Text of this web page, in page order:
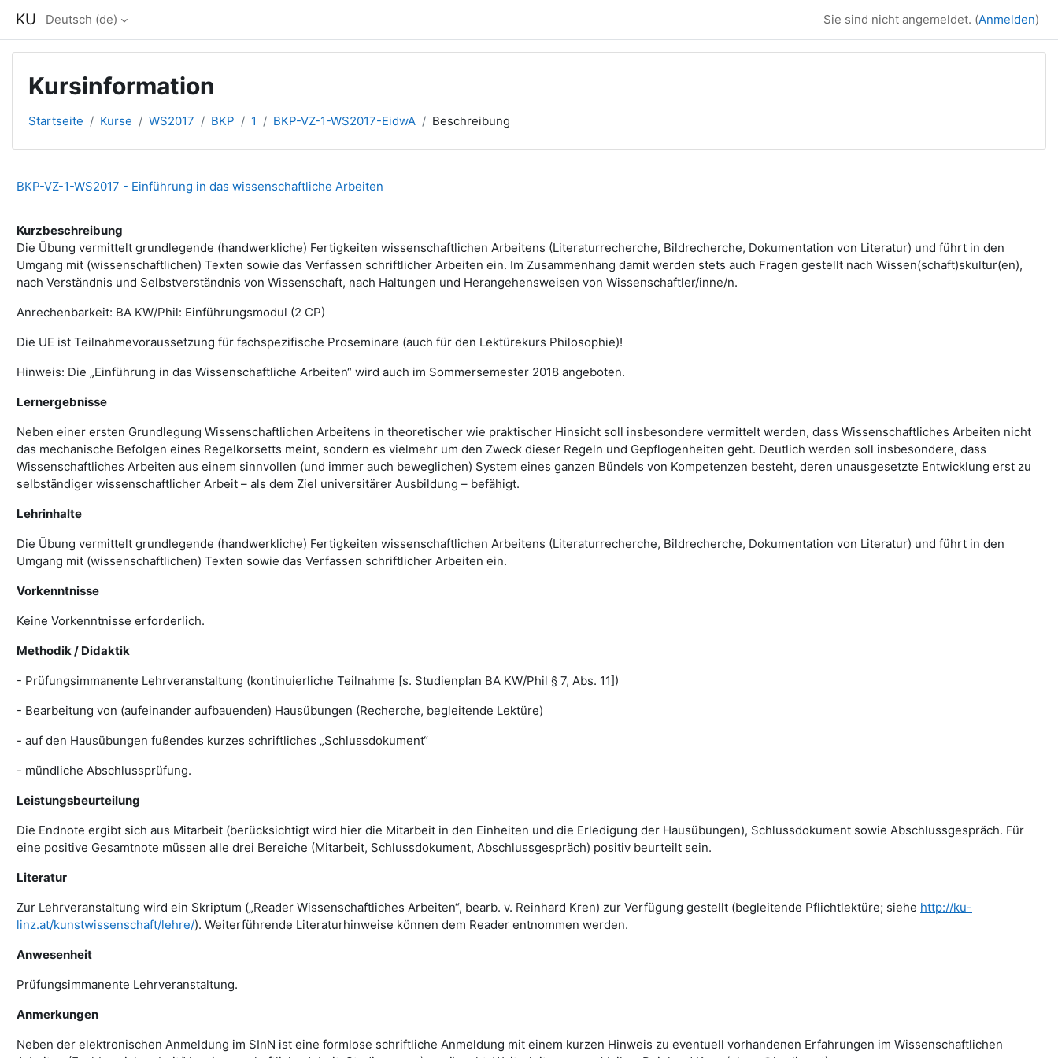
KU Deutsch ‎(de)‎ Sie sind nicht angemeldet. (Anmelden)
Kursinformation
Startseite Kurse WS2017 BKP 1 BKP-VZ-1-WS2017-EidwA Beschreibung
BKP-VZ-1-WS2017 - Einführung in das wissenschaftliche Arbeiten
Kurzbeschreibung
Die Übung vermittelt grundlegende (handwerkliche) Fertigkeiten wissenschaftlichen Arbeitens (Literaturrecherche, Bildrecherche, Dokumentation von Literatur) und führt in den
Umgang mit (wissenschaftlichen) Texten sowie das Verfassen schriftlicher Arbeiten ein. Im Zusammenhang damit werden stets auch Fragen gestellt nach Wissen(schaft)skultur(en),
nach Verständnis und Selbstverständnis von Wissenschaft, nach Haltungen und Herangehensweisen von Wissenschaftler/inne/n.
Anrechenbarkeit: BA KW/Phil: Einführungsmodul (2 CP)
Die UE ist Teilnahmevoraussetzung für fachspezifische Proseminare (auch für den Lektürekurs Philosophie)!
Hinweis: Die „Einführung in das Wissenschaftliche Arbeiten“ wird auch im Sommersemester 2018 angeboten.
Lernergebnisse
Neben einer ersten Grundlegung Wissenschaftlichen Arbeitens in theoretischer wie praktischer Hinsicht soll insbesondere vermittelt werden, dass Wissenschaftliches Arbeiten nicht
das mechanische Befolgen eines Regelkorsetts meint, sondern es vielmehr um den Zweck dieser Regeln und Gepflogenheiten geht. Deutlich werden soll insbesondere, dass
Wissenschaftliches Arbeiten aus einem sinnvollen (und immer auch beweglichen) System eines ganzen Bündels von Kompetenzen besteht, deren unausgesetzte Entwicklung erst zu
selbständiger wissenschaftlicher Arbeit – als dem Ziel universitärer Ausbildung – befähigt.
Lehrinhalte
Die Übung vermittelt grundlegende (handwerkliche) Fertigkeiten wissenschaftlichen Arbeitens (Literaturrecherche, Bildrecherche, Dokumentation von Literatur) und führt in den
Umgang mit (wissenschaftlichen) Texten sowie das Verfassen schriftlicher Arbeiten ein.
Vorkenntnisse
Keine Vorkenntnisse erforderlich.
Methodik / Didaktik
- Prüfungsimmanente Lehrveranstaltung (kontinuierliche Teilnahme [s. Studienplan BA KW/Phil § 7, Abs. 11])
- Bearbeitung von (aufeinander aufbauenden) Hausübungen (Recherche, begleitende Lektüre)
- auf den Hausübungen fußendes kurzes schriftliches „Schlussdokument“
- mündliche Abschlussprüfung.
Leistungsbeurteilung
Die Endnote ergibt sich aus Mitarbeit (berücksichtigt wird hier die Mitarbeit in den Einheiten und die Erledigung der Hausübungen), Schlussdokument sowie Abschlussgespräch. Für
eine positive Gesamtnote müssen alle drei Bereiche (Mitarbeit, Schlussdokument, Abschlussgespräch) positiv beurteilt sein.
Literatur
Zur Lehrveranstaltung wird ein Skriptum („Reader Wissenschaftliches Arbeiten“, bearb. v. Reinhard Kren) zur Verfügung gestellt (begleitende Pflichtlektüre; siehe http://ku-
linz.at/kunstwissenschaft/lehre/). Weiterführende Literaturhinweise können dem Reader entnommen werden.
Anwesenheit
Prüfungsimmanente Lehrveranstaltung.
Anmerkungen
Neben der elektronischen Anmeldung im SInN ist eine formlose schriftliche Anmeldung mit einem kurzen Hinweis zu eventuell vorhandenen Erfahrungen im Wissenschaftlichen